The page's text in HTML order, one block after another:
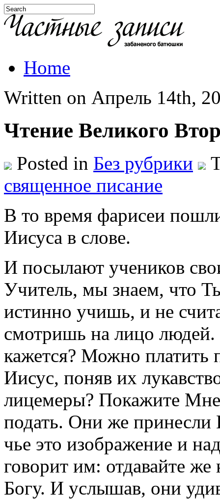
Home
Written on Апрель 14th,
Чтение Великого
Posted in Без рубрики
священное писание
В то время фарисеи
Иисуса в слове.
И посылают учеников
Учитель, мы знаем, что
истинно учишь, и не
смотришь на лицо
кажется? Можно платить
Иисус, поняв их
лицемеры? Покажите Мне
подать. Они же
чье это изображение и
говорит им: отдавайте
Богу. И услышав, они